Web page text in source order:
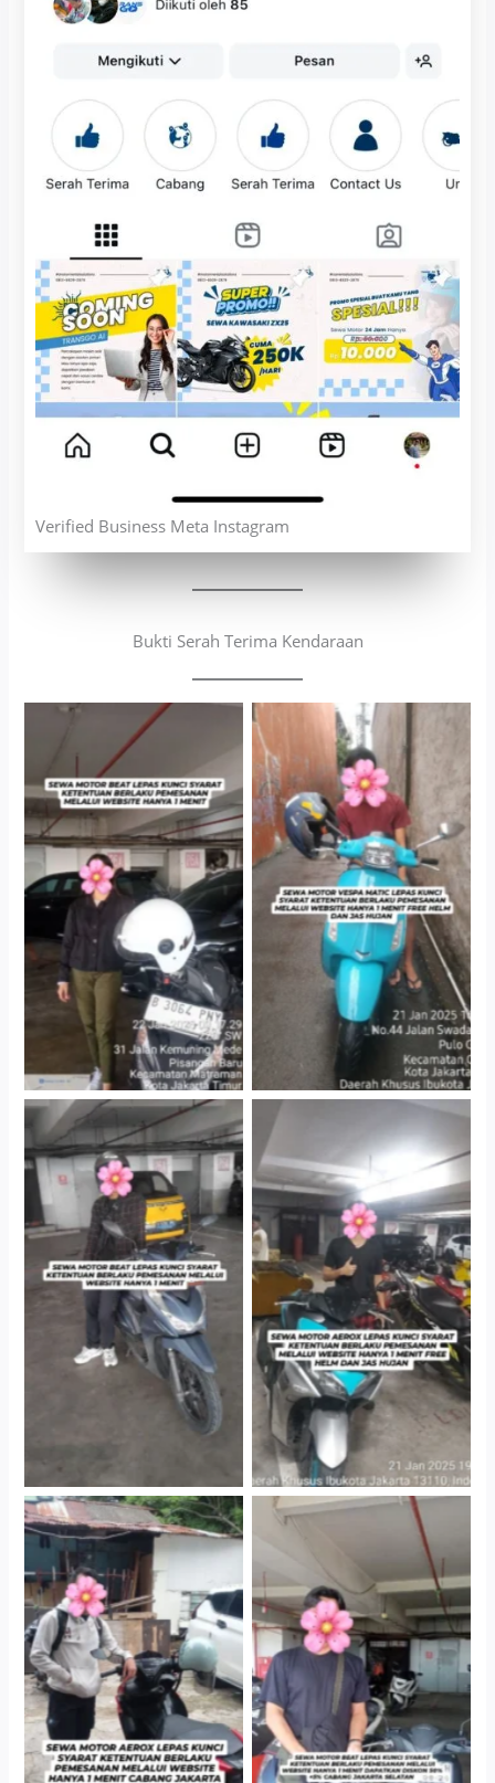
Verified Business Meta Instagram
Bukti Serah Terima Kendaraan
Cityplaza Jatinegara
Gedung Parkir P6A
Antar Jemput Kendaraan
Cityplaza Jatinegara
Gedung Parkir P6A
Cityplaza Jatinegara
Gedung Parkir P6A
Cabang Jakarta Barat
Cityplaza Jatinegara
Gedung Parkir P6A